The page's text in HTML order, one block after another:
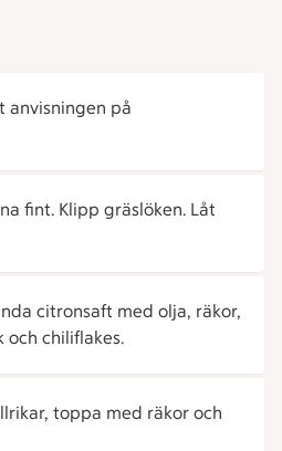
anvisningen på
fint. Klipp gräslöken. Låt
citronsaft med olja, räkor,
och chiliflakes.
toppa med räkor och